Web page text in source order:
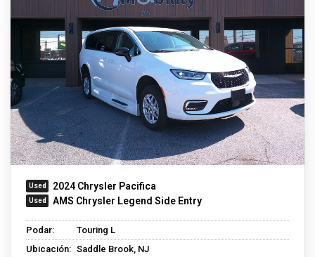
2024 Chrysler Pacifica
AMS Chrysler Legend Side Entry
Podar:
Touring L
Ubicación: Saddle Brook, NJ